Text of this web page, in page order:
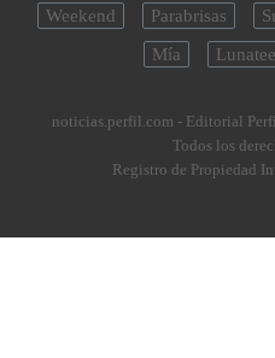
Weekend
Parabrisas
Mía
noticias.perfil.com - Editorial
Todos los
Registro de Propiedad